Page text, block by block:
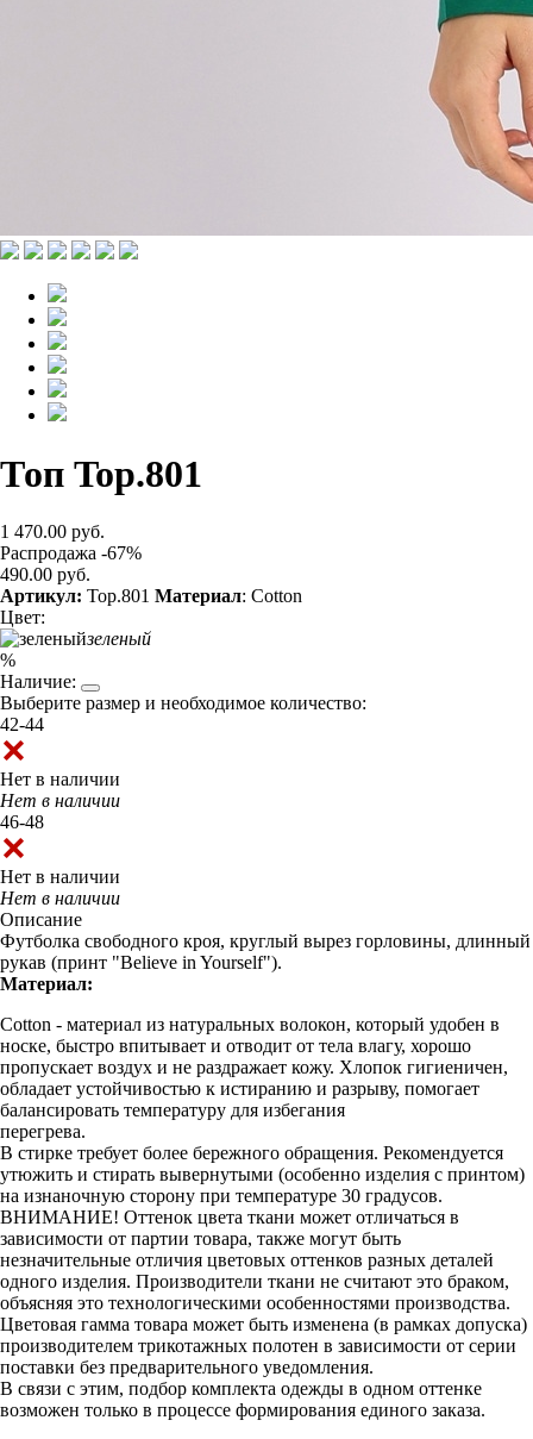
Топ Top.801
1 470.00 руб.
Распродажа -67%
490.00 руб.
Артикул: Top.801 Материал: Cotton
Цвет:
зеленый
%
Наличие:
Выберите размер и необходимое количество:
42-44
Нет в наличии
Нет в наличии
46-48
Нет в наличии
Нет в наличии
Описание
Футболка свободного кроя, круглый вырез горловины, длинный
рукав (принт "Believe in Yourself").
Материал:
Cotton - материал из натуральных волокон, который удобен в
носке, быстро впитывает и отводит от тела влагу, хорошо
пропускает воздух и не раздражает кожу. Хлопок гигиеничен,
обладает устойчивостью к истиранию и разрыву, помогает
балансировать температуру для избегания
перегрева.
В стирке требует более бережного обращения. Рекомендуется
утюжить и стирать вывернутыми (особенно изделия с принтом)
на изнаночную сторону при температуре 30 градусов.
ВНИМАНИЕ! Оттенок цвета ткани может отличаться в
зависимости от партии товара, также могут быть
незначительные отличия цветовых оттенков разных деталей
одного изделия. Производители ткани не считают это браком,
объясняя это технологическими особенностями производства.
Цветовая гамма товара может быть изменена (в рамках допуска)
производителем трикотажных полотен в зависимости от серии
поставки без предварительного уведомления.
В связи с этим, подбор комплекта одежды в одном оттенке
возможен только в процессе формирования единого заказа.